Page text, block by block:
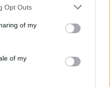
Opt Outs
of my
of my
2019
cv el coche es mucho
descafeinado que un 150??